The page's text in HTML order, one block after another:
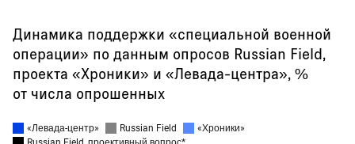
Динамика поддержки «специальной военной
операции» по данным опросов Russian Field,
проекта «Хроники» и «Левада-центра», %
от числа опрошенных